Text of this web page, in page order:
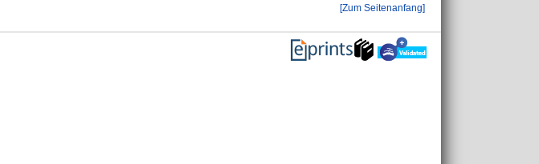
[Zum Seitenanfang]